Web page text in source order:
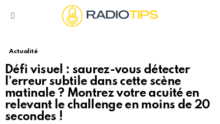
Actualité
Défi visuel : saurez-vous détecter
l’erreur subtile dans cette scène
matinale ? Montrez votre acuité en
relevant le challenge en moins de 20
secondes !